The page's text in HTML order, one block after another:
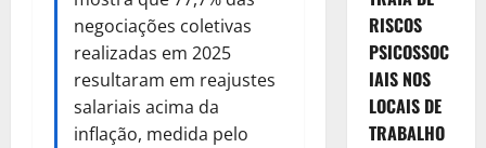
negociações coletivas
realizadas em 2025
resultaram em reajustes
salariais acima da
inflação, medida pelo
RISCOS
PSICOSSOC
IAIS NOS
LOCAIS DE
TRABALHO